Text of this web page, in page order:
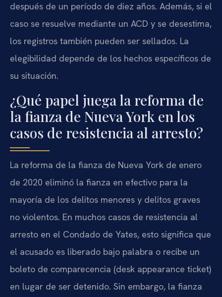
después de un período de diez años. Además, si el
caso se resuelve mediante un ACD y se desestima,
los registros también pueden ser sellados. La
elegibilidad depende de los hechos específicos de
su situación.
¿Qué papel juega la reforma de
la fianza de Nueva York en los
casos de resistencia al arresto?
La reforma de la fianza de Nueva York de enero
de 2020 eliminó la fianza en efectivo para la
mayoría de los delitos menores y delitos graves
no violentos. En muchos casos de resistencia al
arresto en el Condado de Yates, esto significa que
el acusado es liberado bajo palabra o recibe un
boleto de comparecencia (desk appearance ticket)
en lugar de ser detenido. Sin embargo, la fianza